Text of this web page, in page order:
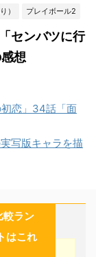
） プレイボール2
センバツに行
想
初恋」34話「面
写版キャラを描
較ラン
はこれ